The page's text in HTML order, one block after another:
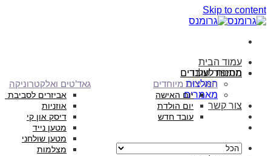
Skip to content
עמוד הבית
הסיפור שלנו
המלצות
מאמרים
צור קשר
מתנות לעובדים
תאריכים מיוחדים
יום האישה
יום הולדת
עובד חדש
גאד’טים ואלקטרוניקה
אביזרים לסביבת
אוזניות
דיסק און קי
מטען נייד
מטען שולחני
מצלמות